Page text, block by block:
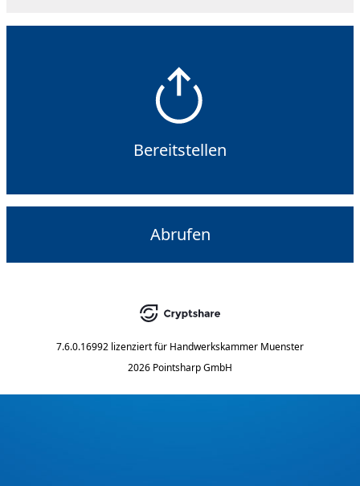
Bereitstellen
Abrufen
7.6.0.16992 lizenziert für Handwerkskammer Muenster
2026 Pointsharp GmbH